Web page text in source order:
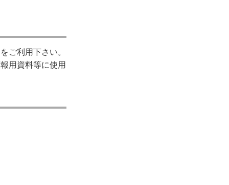
ご利用下さい。
用資料等に使用